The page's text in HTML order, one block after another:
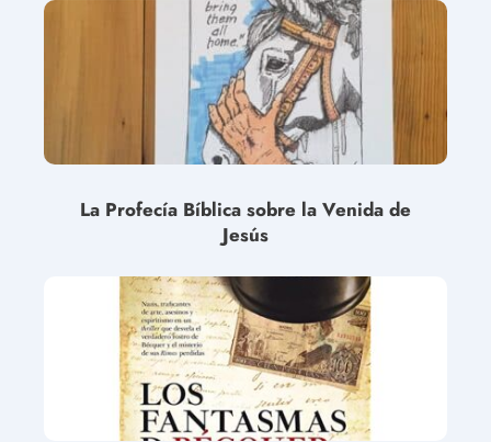
La Profecía Bíblica sobre la Venida de
Jesús